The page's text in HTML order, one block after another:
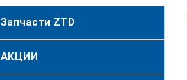
Запчасти ZTD
АКЦИИ